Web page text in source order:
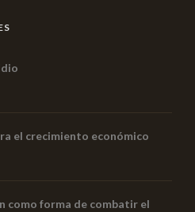
el crecimiento económico
como forma de combatir el